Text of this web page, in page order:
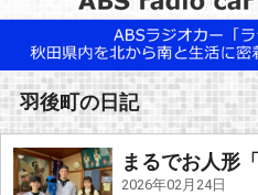
羽後町の日記
まるでお人形
2026年02月24日